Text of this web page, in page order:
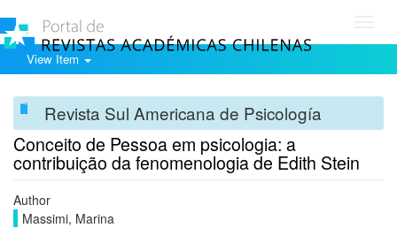
View Item
Revista Sul Americana de Psicología
Conceito de Pessoa em psicologia: a
contribuição da fenomenologia de Edith Stein
Author
Massimi, Marina